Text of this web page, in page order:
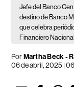
Jefe del Banco
destino de Banco
que celebra
Financiero
PorMartha Beck -
06 de abril, 2025 |